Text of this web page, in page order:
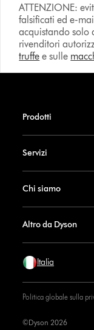
ATTENZIONE:
falsificati ed e-
acquistando solo
rivenditori
truffe e sulle
Prodotti
Servizi
Chi siamo
Altro da Dyson
Italia
Politica globale sulla
©Dyson 2026